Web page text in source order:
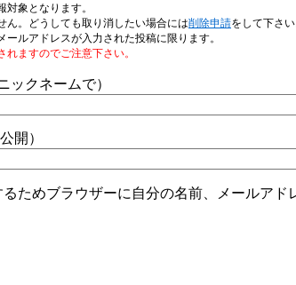
対象となります。
ん。どうしても取り消したい場合には削除申請をして下さ
ルアドレスが入力された投稿に限ります。
れますのでご注意下さい。
ックネームで）
開）
ためブラウザーに自分の名前、メールアド